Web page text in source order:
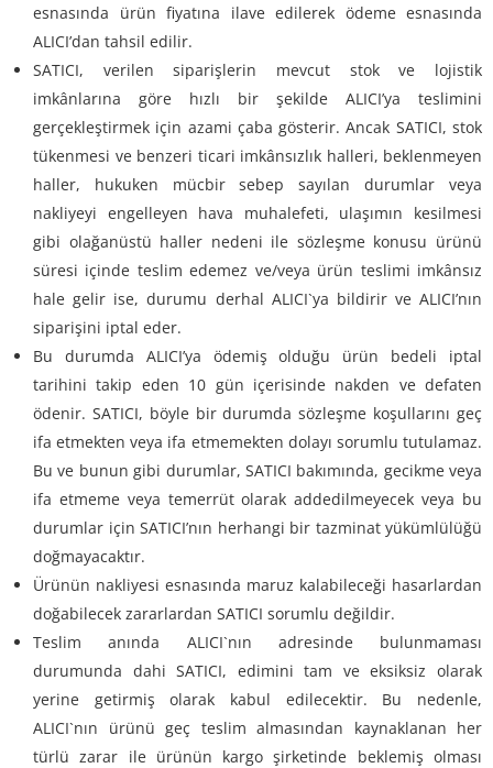
esnasında ürün fiyatına ilave edilerek ödeme esnasında
ALICI’dan tahsil edilir.
SATICI, verilen siparişlerin mevcut stok ve lojistik
imkânlarına göre hızlı bir şekilde ALICI’ya teslimini
gerçekleştirmek için azami çaba gösterir. Ancak SATICI, stok
tükenmesi ve benzeri ticari imkânsızlık halleri, beklenmeyen
haller, hukuken mücbir sebep sayılan durumlar veya
nakliyeyi engelleyen hava muhalefeti, ulaşımın kesilmesi
gibi olağanüstü haller nedeni ile sözleşme konusu ürünü
süresi içinde teslim edemez ve/veya ürün teslimi imkânsız
hale gelir ise, durumu derhal ALICI`ya bildirir ve ALICI’nın
siparişini iptal eder.
Bu durumda ALICI’ya ödemiş olduğu ürün bedeli iptal
tarihini takip eden 10 gün içerisinde nakden ve defaten
ödenir. SATICI, böyle bir durumda sözleşme koşullarını geç
ifa etmekten veya ifa etmemekten dolayı sorumlu tutulamaz.
Bu ve bunun gibi durumlar, SATICI bakımında, gecikme veya
ifa etmeme veya temerrüt olarak addedilmeyecek veya bu
durumlar için SATICI’nın herhangi bir tazminat yükümlülüğü
doğmayacaktır.
Ürünün nakliyesi esnasında maruz kalabileceği hasarlardan
doğabilecek zararlardan SATICI sorumlu değildir.
Teslim anında ALICI`nın adresinde bulunmaması
durumunda dahi SATICI, edimini tam ve eksiksiz olarak
yerine getirmiş olarak kabul edilecektir. Bu nedenle,
ALICI`nın ürünü geç teslim almasından kaynaklanan her
türlü zarar ile ürünün kargo şirketinde beklemiş olması